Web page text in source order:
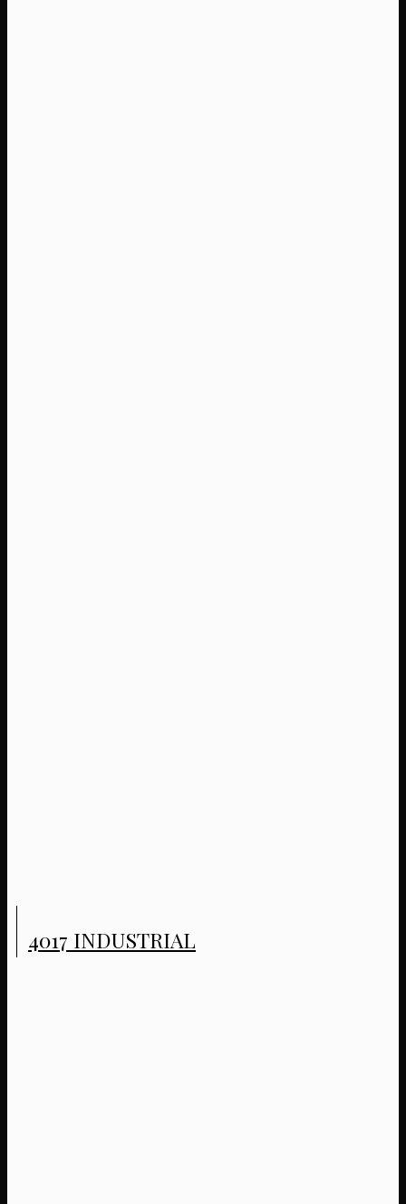
4017 INDUSTRIAL